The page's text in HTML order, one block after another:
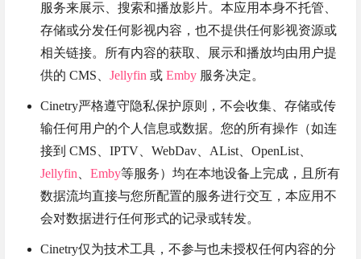
服务来展示、搜索和播放影片。本应用本身不托管、
存储或分发任何影视内容，也不提供任何影视资源或
相关链接。所有内容的获取、展示和播放均由用户提
供的 CMS、 Jellyfin 或 Emby 服务决定。
Cinetry严格遵守隐私保护原则，不会收集、存储或传
输任何用户的个人信息或数据。您的所有操作（如连
接到 CMS、IPTV、WebDav、AList、OpenList、
Jellyfin
Emby等服务）均在本地设备上完成，且所有
数据流均直接与您所配置的服务进行交互，本应用不
会对数据进行任何形式的记录或转发。
Cinetry仅为技术工具，不参与也未授权任何内容的分